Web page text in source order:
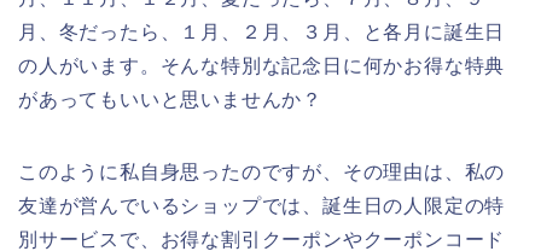
月、冬だったら、１月、２月、３月、と各月に誕生日
の人がいます。そんな特別な記念日に何かお得な特典
があってもいいと思いませんか？
このように私自身思ったのですが、その理由は、私の
友達が営んでいるショップでは、誕生日の人限定の特
別サービスで、お得な割引クーポンやクーポンコード